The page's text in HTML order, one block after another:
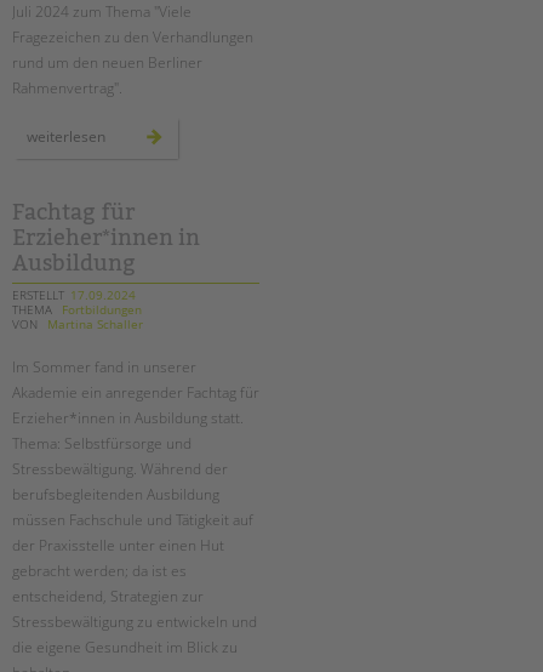
Juli 2024 zum Thema "Viele
Fragezeichen zu den Verhandlungen
rund um den neuen Berliner
Rahmenvertrag".
weiterlesen stellungnahme
rahmenvertrag
Fachtag für
Erzieher*innen in
Ausbildung
ERSTELLT 17.09.2024
THEMA
Fortbildungen
VON
Martina Schaller
Im Sommer fand in unserer
Akademie ein anregender Fachtag für
Erzieher*innen in Ausbildung statt.
Thema: Selbstfürsorge und
Stressbewältigung. Während der
berufsbegleitenden Ausbildung
müssen Fachschule und Tätigkeit auf
der Praxisstelle unter einen Hut
gebracht werden; da ist es
entscheidend, Strategien zur
Stressbewältigung zu entwickeln und
die eigene Gesundheit im Blick zu